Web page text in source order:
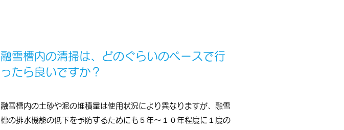
融雪槽内の清掃は、どのぐらいのペースで行
ったら良いですか？
融雪槽内の土砂や泥の堆積量は使用状況により異なりますが、融雪
槽の排水機能の低下を予防するためにも５年～１０年程度に１度の